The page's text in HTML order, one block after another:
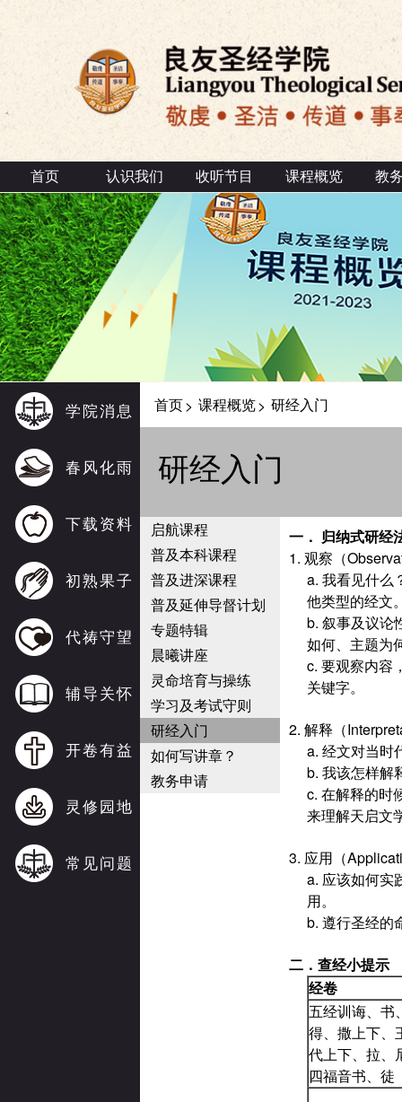
首页 认识我们 收听节目 课程概览 教
学院消息
春风化雨
下载资料
初熟果子
代祷守望
辅导关怀
开卷有益
灵修园地
常见问题
首页> 课程概览> 研经入门
研经入门
启航课程
普及本科课程
普及进深课程
普及延伸导督计划
专题特辑
晨曦讲座
灵命培育与操练
学习及考试守则
研经入门
如何写讲章？
教务申请
一． 归纳式研经
1. 观察（
a. 我看见什么
他类型的经文
b. 叙事及议论
如何、主题为
c. 要观察内容
关键字。
2. 解释（
a. 经文对当时
b. 我该怎样解
c. 在解释的时
来理解天启文
3. 应用（
a. 应该如何实
用。
b. 遵行圣经的
二． 查经小提示
经卷
五经训诲、书
得、撒上下、
代上下、拉、
四福音书、徒